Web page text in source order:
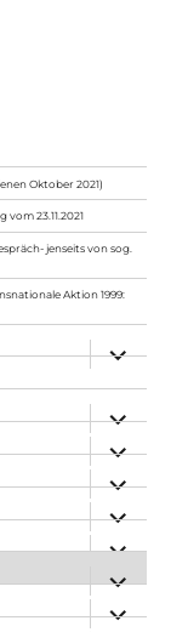
Oktober 2021)
23.11.2021
jenseits von sog.
Aktion 1999:
anzeigen
anzeigen
anzeigen
anzeigen
anzeigen
anzeigen
anzeigen